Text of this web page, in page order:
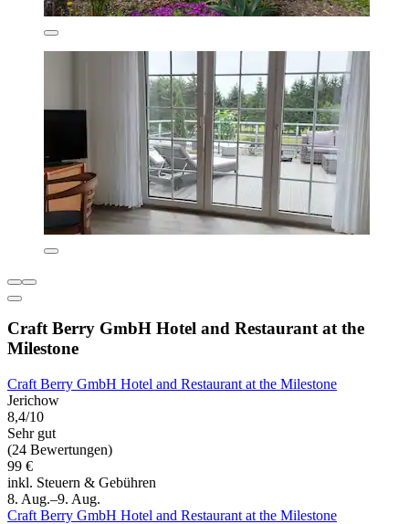
Craft Berry GmbH Hotel and Restaurant at the
Milestone
Craft Berry GmbH Hotel and Restaurant at the Milestone
Jerichow
8,4/10
Sehr gut
(24 Bewertungen)
99 €
inkl. Steuern & Gebühren
8. Aug.–9. Aug.
Craft Berry GmbH Hotel and Restaurant at the Milestone